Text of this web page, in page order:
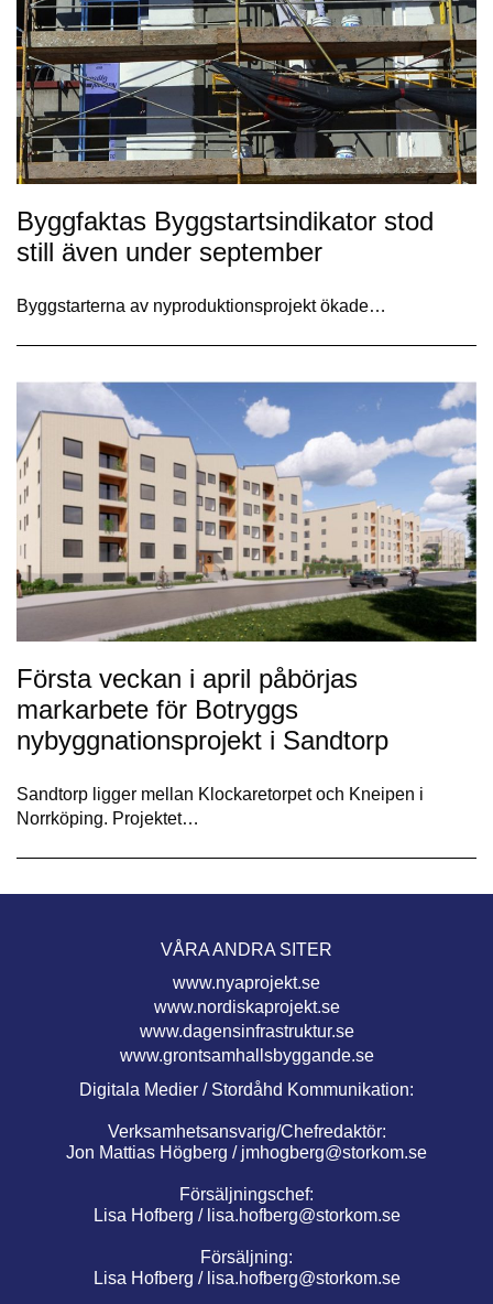
Byggfaktas Byggstartsindikator stod
still även under september
Byggstarterna av nyproduktionsprojekt ökade…
Första veckan i april påbörjas
markarbete för Botryggs
nybyggnationsprojekt i Sandtorp
Sandtorp ligger mellan Klockaretorpet och Kneipen i
Norrköping. Projektet…
VÅRA ANDRA SITER
www.nyaprojekt.se
www.nordiskaprojekt.se
www.dagensinfrastruktur.se
www.grontsamhallsbyggande.se
Digitala Medier / Stordåhd Kommunikation:
Verksamhetsansvarig/Chefredaktör:
Jon Mattias Högberg / jmhogberg@storkom.se
Försäljningschef:
Lisa Hofberg / lisa.hofberg@storkom.se
Försäljning:
Lisa Hofberg / lisa.hofberg@storkom.se